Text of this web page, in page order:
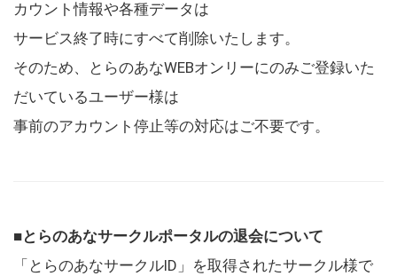
カウント情報や各種データは
サービス終了時にすべて削除いたします。
そのため、とらのあなWEBオンリーにのみご登録いた
だいているユーザー様は
事前のアカウント停止等の対応はご不要です。
■とらのあなサークルポータルの退会について
「とらのあなサークルID」を取得されたサークル様で